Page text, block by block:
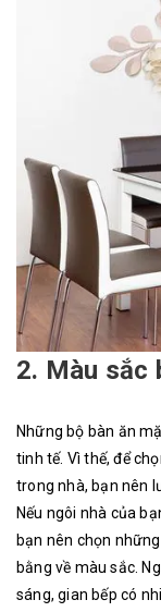
2. Màu sắc
Những bộ bàn ăn
tinh tế. Vì thế, để
trong nhà, bạn nên
Nếu ngôi nhà của
bạn nên chọn
bằng về màu sắc.
sáng, gian bếp có